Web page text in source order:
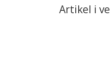
Artikel i